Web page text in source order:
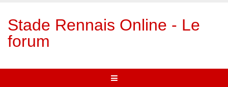
Stade Rennais Online - Le
forum